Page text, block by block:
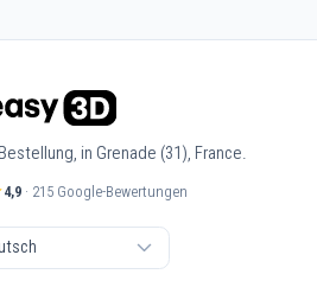
in Grenade (31), France.
4,9· 215 Google-Bewertungen